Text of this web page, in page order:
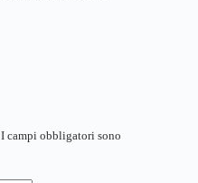
I campi obbligatori sono